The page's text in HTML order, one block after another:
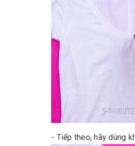
- Tiếp theo, hãy dùng